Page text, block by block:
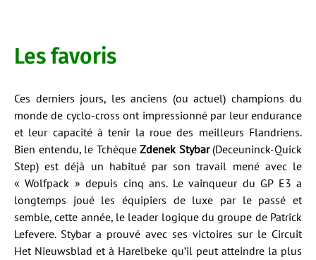
Les favoris
Ces derniers jours, les anciens (ou actuel) champions du
monde de cyclo-cross ont impressionné par leur endurance
et leur capacité à tenir la roue des meilleurs Flandriens.
Bien entendu, le Tchèque Zdenek Stybar(Deceuninck-Quick
Step) est déjà un habitué par son travail mené avec le
« Wolfpack » depuis cinq ans. Le vainqueur du GP E3 a
longtemps joué les équipiers de luxe par le passé et
semble, cette année, le leader logique du groupe de Patrick
Lefevere. Stybar a prouvé avec ses victoires sur le Circuit
Het Nieuwsblad et à Harelbeke qu’il peut atteindre la plus